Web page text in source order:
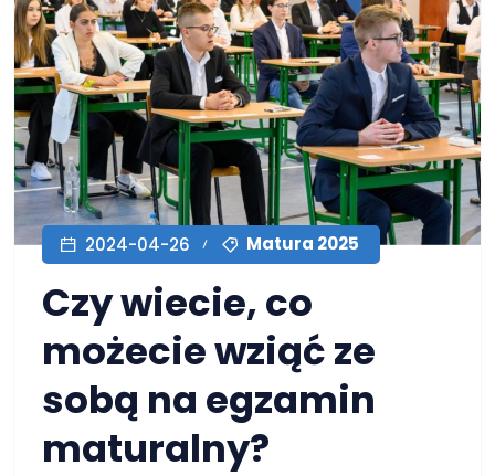
2024-04-26 Matura 2025
Czy wiecie, co
możecie wziąć ze
sobą na egzamin
maturalny?